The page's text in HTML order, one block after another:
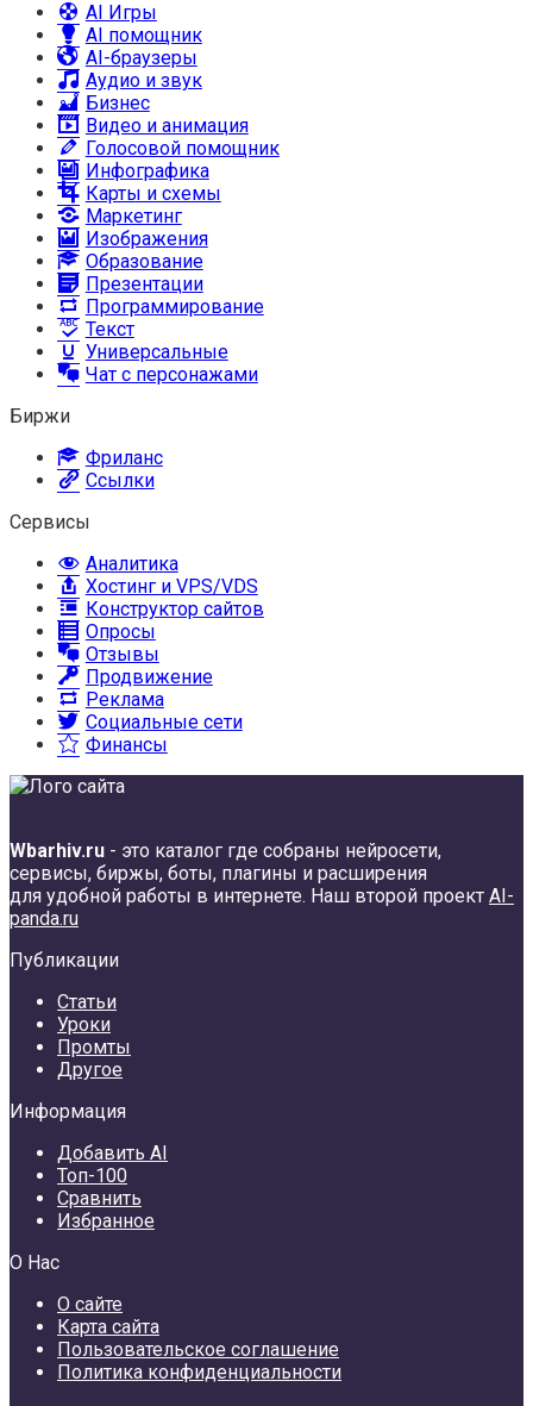
AI Игры
AI помощник
AI-браузеры
Аудио и звук
Бизнес
Видео и анимация
Голосовой помощник
Инфографика
Карты и схемы
Маркетинг
Изображения
Образование
Презентации
Программирование
Текст
Универсальные
Чат с персонажами
Биржи
Фриланс
Ссылки
Сервисы
Аналитика
Хостинг и VPS/VDS
Конструктор сайтов
Опросы
Отзывы
Продвижение
Реклама
Социальные сети
Финансы
Wbarhiv.ru - это каталог где собраны нейросети,
сервисы, биржы, боты, плагины и расширения
для удобной работы в интернете. Наш второй проект AI-
panda.ru
Публикации
Статьи
Уроки
Промты
Другое
Информация
Добавить AI
Топ-100
Сравнить
Избранное
О Нас
О сайте
Карта сайта
Пользовательское соглашение
Политика конфиденциальности